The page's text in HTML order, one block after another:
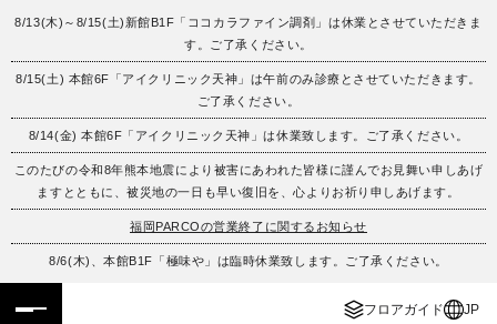
8/13(木)～8/15(土)新館B1F「ココカラファイン調剤」は休業とさせていただきま
す。ご了承ください。
8/15(土) 本館6F「アイクリニック天神」は午前のみ診療とさせていただきます。
ご了承ください。
8/14(金) 本館6F「アイクリニック天神」は休業致します。ご了承ください。
このたびの令和8年熊本地震により被害にあわれた皆様に謹んでお見舞い申しあげ
ますとともに、被災地の一日も早い復旧を、心よりお祈り申しあげます。
福岡PARCOの営業終了に関するお知らせ
8/6(木)、本館B1F「極味や」は臨時休業致します。ご了承ください。
フロアガイド JP
フロアガイド
施設案内・アクセス
イベント・ポップアップ
レストラン・カフェ
ENGLISH
繁体字
簡体字
ภาษาไทย